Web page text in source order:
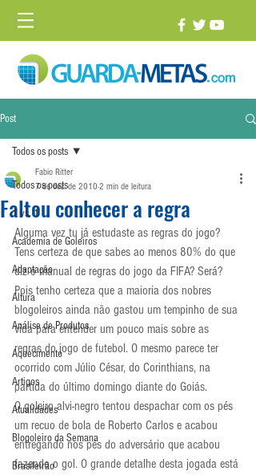
Post
Todos os posts
1 vs. 1
Academia de Goleiros
Adaptação
Altura
Análise de Produtos
Aquecimento
Artigos
Atualidades
Blogoleiro da Semana
Brasileirão
Todos os posts
Faltou conhecer a regra
Fabio Ritter
7 de dez. de 2010 2 min de leitura
Alguma vez tu já estudaste as regras do jogo?
Tens certeza de que sabes ao menos 80% do que
diz o manual de regras do jogo da FIFA? Será?
Pois tenho certeza que a maioria dos nobres
blogoleiros ainda não gastou um tempinho de sua
vida para entender um pouco mais sobre as
regras do jogo de futebol. O mesmo parece ter
ocorrido com Júlio César, do Corinthians, na
partida do último domingo diante do Goiás.
O goleiro alvi-negro tentou despachar com os pés
um recuo de bola de Roberto Carlos e acabou
entregando nos pés do adversário que acabou
fazendo o gol. O grande detalhe desta jogada está